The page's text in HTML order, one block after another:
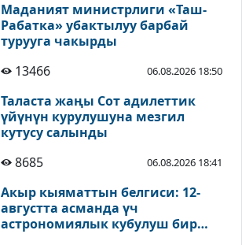
Маданият министрлиги «Таш-
Рабатка» убактылуу барбай
турууга чакырды
13466
06.08.2026 18:50
Таласта жаңы Сот адилеттик
үйүнүн курулушуна мезгил
кутусу салынды
8685
06.08.2026 18:41
Акыр кыяматтын белгиси: 12-
августта асманда үч
астрономиялык кубулуш бир